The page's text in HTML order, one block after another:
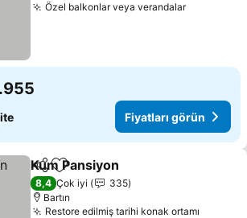
Özel balkonlar veya verandalarFiyatları
Fiyatları görün
PaylaşFavorilerime ekle
Kum Pansiyon
8,4 Çok iyi
335
Bartın
Restore edilmiş tarihi konak ortamı